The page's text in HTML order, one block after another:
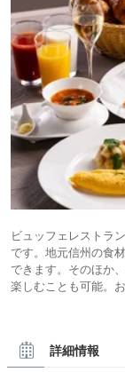
ビュッフェレストラ
です。地元信州の食
できます。そのほか
楽しむことも可能。
詳細情報